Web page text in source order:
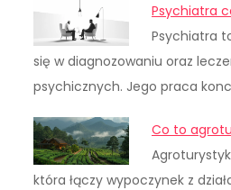
Psychiatra
Psychiatra
się w diagnozowaniu oraz
psychicznych. Jego praca
Co to
która łączy wypoczynek z